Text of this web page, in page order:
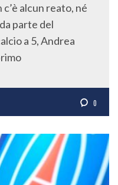
alcun reato, né
parte del
a 5, Andrea
0